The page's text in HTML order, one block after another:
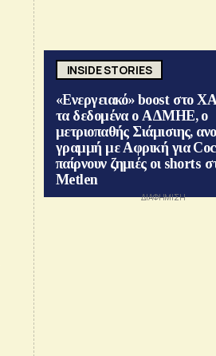
INSIDE STORIES
«Ενεργειακό» boost στο
τα δεδομένα ο ΑΔΜΗΕ, ο
μετριοπαθής Σιάμισιης,
γραμμή με Αφρική για
παίρνουν ζημιές οι shorts
Metlen